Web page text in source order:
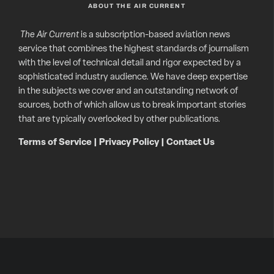
ABOUT THE AIR CURRENT
The Air Currentis a subscription-based aviation news
service that combines the highest standards of journalism
with the level of technical detail and rigor expected by a
sophisticated industry audience. We have deep expertise
in the subjects we cover and an outstanding network of
sources, both of which allow us to break important stories
that are typically overlooked by other publications.
Terms of Service Privacy Policy| Contact Us